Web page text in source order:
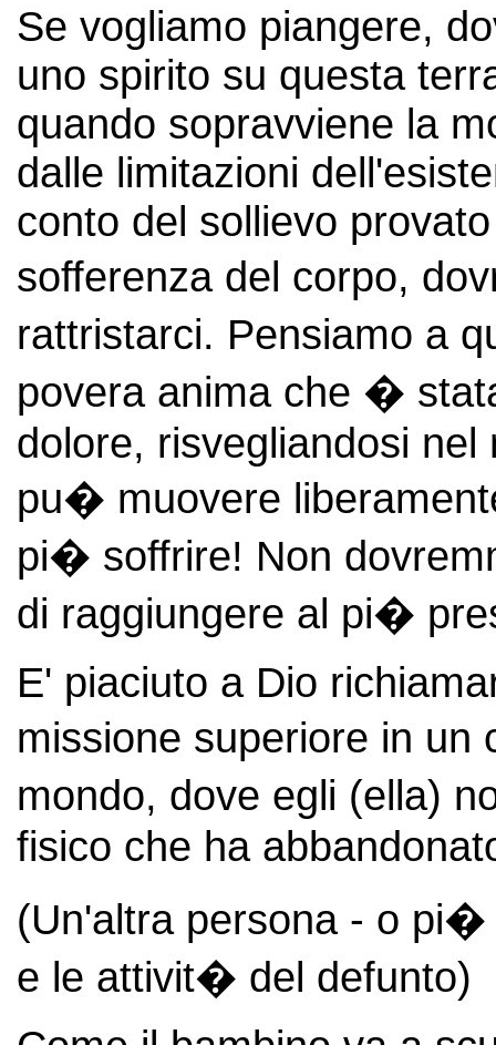
Se vogliamo piangere,
uno spirito su questa
quando sopravviene la
dalle limitazioni
conto del sollievo
sofferenza del corpo,
rattristarci. Pensiamo a
povera anima che �
dolore, risvegliandosi
pu� muovere
pi� soffrire! Non
di raggiungere al pi�
E' piaciuto a Dio
missione superiore in
mondo, dove egli (ella)
fisico che ha
(Un'altra persona - o
e le attivit� del defunto)